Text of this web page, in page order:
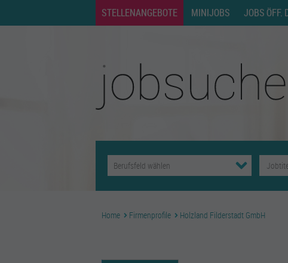
STELLENANGEBOTE MINIJOBS JOBS ÖFF.
Home Firmenprofile Holzland Filderstadt GmbH